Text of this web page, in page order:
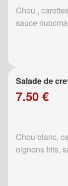
Chou ,
sauce
Salade de
7.50 €
Chou blanc,
oignons frits,